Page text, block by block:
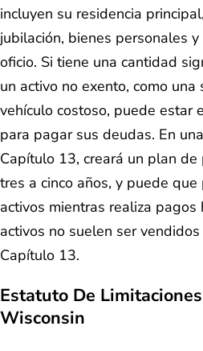
incluyen su residencia
jubilación, bienes personales
oficio. Si tiene una cantidad
un activo no exento, como una
vehículo costoso, puede estar
para pagar sus deudas. En
Capítulo 13, creará un plan
tres a cinco años, y puede
activos mientras realiza pagos
activos no suelen ser
Capítulo 13.
Estatuto De
Wisconsin